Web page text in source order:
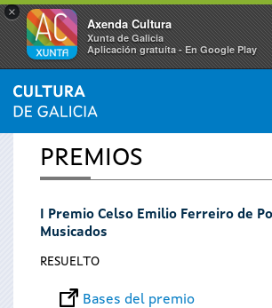
×
Axenda Cultura
Xunta de Galicia
Aplicación gratuíta - En Google Play
Se
encuentra
usted
aquí
INICIO
PREMIOS
I Premio Celso Emilio Ferreiro de
Musicados
RESUELTO
Bases del premio